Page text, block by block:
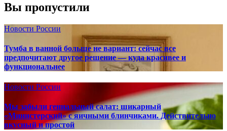
Вы пропустили
Новости России
Тумба в ванной больше не вариант: сейчас все
предпочитают другое решение — куда красивее и
функциональнее
Новости России
Мы забыли гениальный салат: шикарный
«Министерский» с яичными блинчиками. Действительно
вкусный и простой